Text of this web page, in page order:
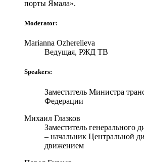
порты Ямала».
Moderator:
Marianna Ozherelieva
Ведущая, РЖД ТВ
Speakers:
Заместитель Министра
Федерации
Михаил Глазков
Заместитель
– начальник Центральной
движением